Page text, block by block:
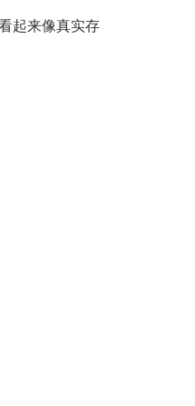
起来像真实存